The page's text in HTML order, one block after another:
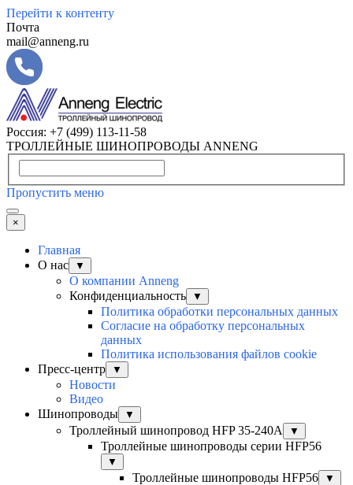
Перейти к контенту
Почта
mail@anneng.ru
Россия: +7 (499) 113-11-58
ТРОЛЛЕЙНЫЕ ШИНОПРОВОДЫ ANNENG
Пропустить меню
×
Главная
О нас
▼
О компании Anneng
Конфиденциальность
▼
Политика обработки персональных данных
Согласие на обработку персональных
данных
Политика использования файлов cookie
Пресс-центр
▼
Новости
Видео
Шинопроводы
▼
Троллейный шинопровод HFP 35-240А ▼
Троллейные шинопроводы серии HFP56
▼
Троллейные шинопроводы HFP56 ▼